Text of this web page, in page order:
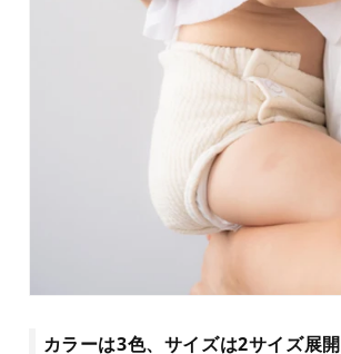
カラーは3色、サイズは2サイズ展開